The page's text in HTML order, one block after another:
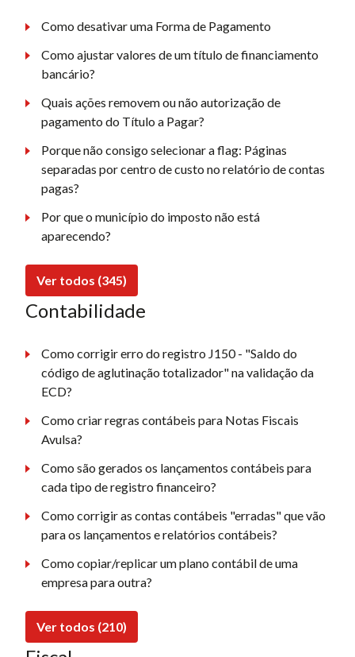
Como desativar uma Forma de Pagamento
Como ajustar valores de um título de financiamento
bancário?
Quais ações removem ou não autorização de
pagamento do Título a Pagar?
Porque não consigo selecionar a flag: Páginas
separadas por centro de custo no relatório de contas
pagas?
Por que o município do imposto não está
aparecendo?
Ver todos (345)
Contabilidade
Como corrigir erro do registro J150 - "Saldo do
código de aglutinação totalizador" na validação da
ECD?
Como criar regras contábeis para Notas Fiscais
Avulsa?
Como são gerados os lançamentos contábeis para
cada tipo de registro financeiro?
Como corrigir as contas contábeis "erradas" que vão
para os lançamentos e relatórios contábeis?
Como copiar/replicar um plano contábil de uma
empresa para outra?
Ver todos (210)